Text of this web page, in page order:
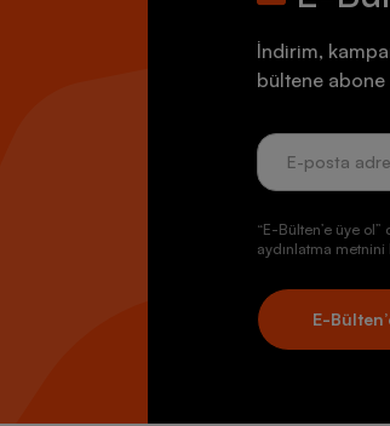
İndirim,
bültene abone
“E-Bülten’e üye
aydınlatma
E-